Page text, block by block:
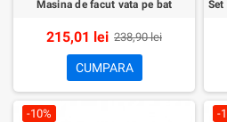
Masina de facut vata pe bat
215,01 lei 238,90 lei
CUMPARA
-10% -